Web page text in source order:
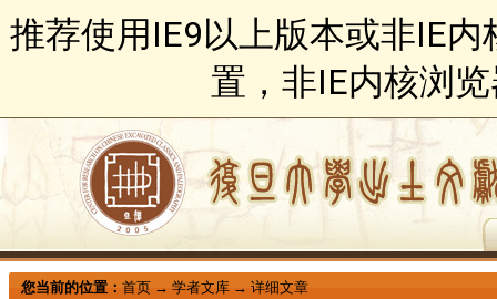
推荐使用IE9以上版本或非IE
置，非IE内核浏
您当前的位置：首页 →学者文库 →详细文章